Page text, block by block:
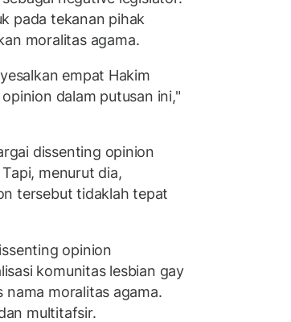
pada tekanan pihak
moralitas agama.
empat Hakim
dalam putusan ini,"
dissenting opinion
menurut dia,
tersebut tidaklah tepat
opinion
komunitas lesbian gay
nama moralitas agama.
multitafsir.